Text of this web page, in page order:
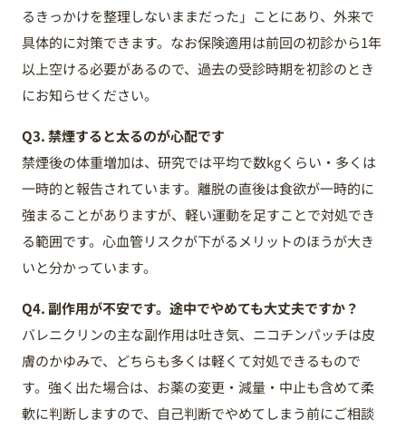
るきっかけを整理しないままだった」ことにあり、外来で
具体的に対策できます。なお保険適用は前回の初診から1年
以上空ける必要があるので、過去の受診時期を初診のとき
にお知らせください。
Q3. 禁煙すると太るのが心配です
禁煙後の体重増加は、研究では平均で数kgくらい・多くは
一時的と報告されています。離脱の直後は食欲が一時的に
強まることがありますが、軽い運動を足すことで対処でき
る範囲です。心血管リスクが下がるメリットのほうが大き
いと分かっています。
Q4. 副作用が不安です。途中でやめても大丈夫ですか？
バレニクリンの主な副作用は吐き気、ニコチンパッチは皮
膚のかゆみで、どちらも多くは軽くて対処できるもので
す。強く出た場合は、お薬の変更・減量・中止も含めて柔
軟に判断しますので、自己判断でやめてしまう前にご相談